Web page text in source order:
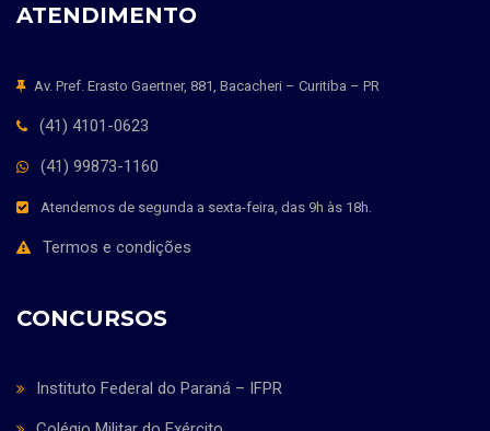
ATENDIMENTO
Av. Pref. Erasto Gaertner, 881, Bacacheri – Curitiba – PR
(41) 4101-0623
(41) 99873-1160
Atendemos de segunda a sexta-feira, das 9h às 18h.
Termos e condições
CONCURSOS
Instituto Federal do Paraná – IFPR